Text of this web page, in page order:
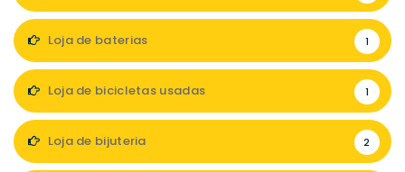
Loja de baterias 1
Loja de bicicletas usadas 1
Loja de bijuteria 2